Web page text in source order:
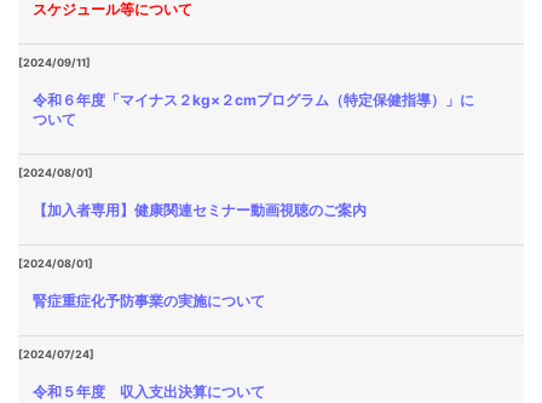
スケジュール等について
[2024/09/11]
令和６年度「マイナス２kg×２cmプログラム（特定保健指導）」に
ついて
[2024/08/01]
【加入者専用】健康関連セミナー動画視聴のご案内
[2024/08/01]
腎症重症化予防事業の実施について
[2024/07/24]
令和５年度 収入支出決算について